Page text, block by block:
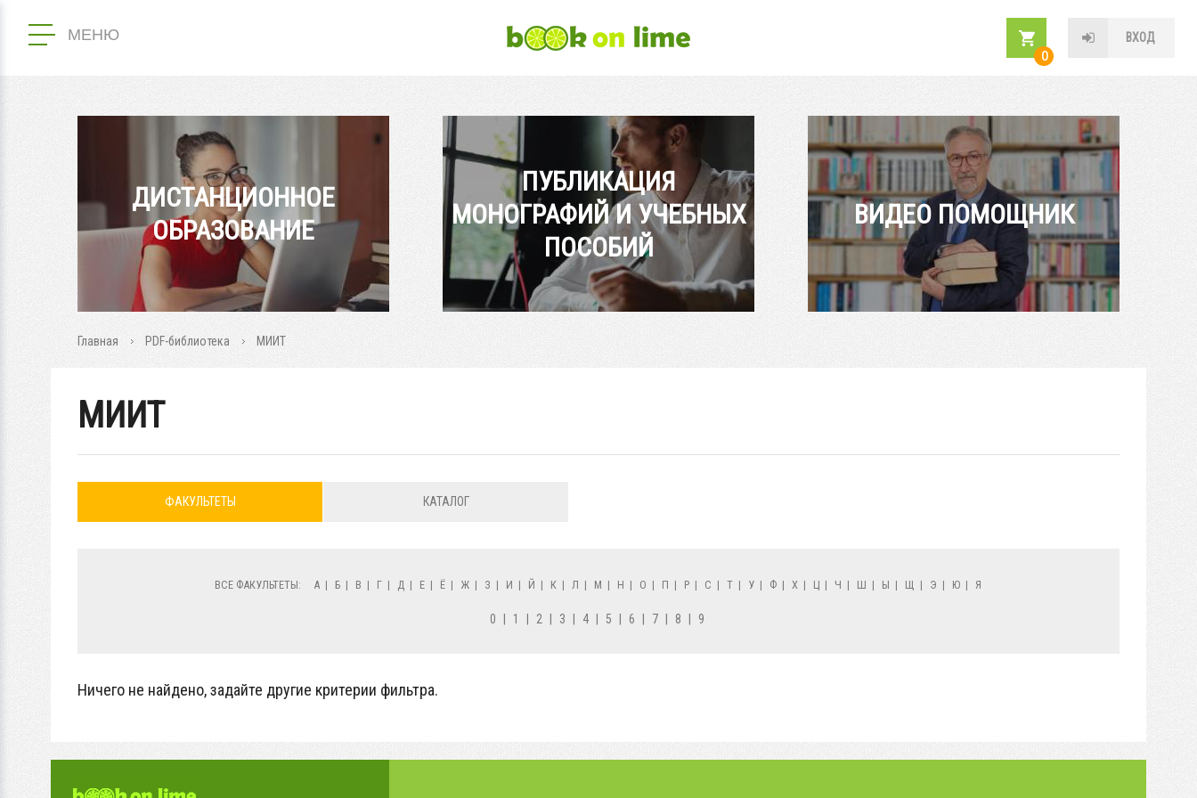
МЕНЮ
ВХОД
0
ДИСТАНЦИОННОЕ
ОБРАЗОВАНИЕ
ПУБЛИКАЦИЯ
МОНОГРАФИЙ И УЧЕБНЫХ
ПОСОБИЙ
ВИДЕО ПОМОЩНИК
Главная PDF-библиотека МИИТ
МИИТ
ФАКУЛЬТЕТЫ КАТАЛОГ
ВСЕ ФАКУЛЬТЕТЫ: А | Б | В | Г | Д | Е | Ё | Ж | З | И | Й | К | Л | М | Н | О | П | Р | С | Т | У | Ф | Х | Ц | Ч | Ш | Ы | Щ | Э | Ю | Я
0 1 2 3 4 5 6 7 8 9
Ничего не найдено, задайте другие критерии фильтра.